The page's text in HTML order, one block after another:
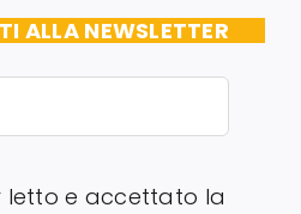
ALLA NEWSLETTER
letto e accettato la